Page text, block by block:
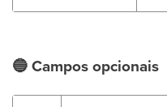
🔵Campos opcionais